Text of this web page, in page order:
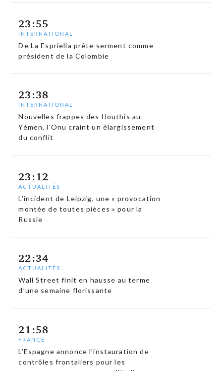
23:55
INTERNATIONAL
De La Espriella prête serment comme
président de la Colombie
23:38
INTERNATIONAL
Nouvelles frappes des Houthis au
Yémen, l’Onu craint un élargissement
du conflit
23:12
ACTUALITÉS
L’incident de Leipzig, une « provocation
montée de toutes pièces » pour la
Russie
22:34
ACTUALITÉS
Wall Street finit en hausse au terme
d’une semaine florissante
21:58
FRANCE
L’Espagne annonce l’instauration de
contrôles frontaliers pour les